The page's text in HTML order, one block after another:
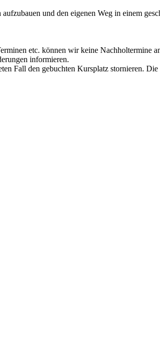
und den eigenen Weg in einem
etc. können wir keine Nachholtermine
informieren.
Fall den gebuchten Kursplatz stornieren. Die